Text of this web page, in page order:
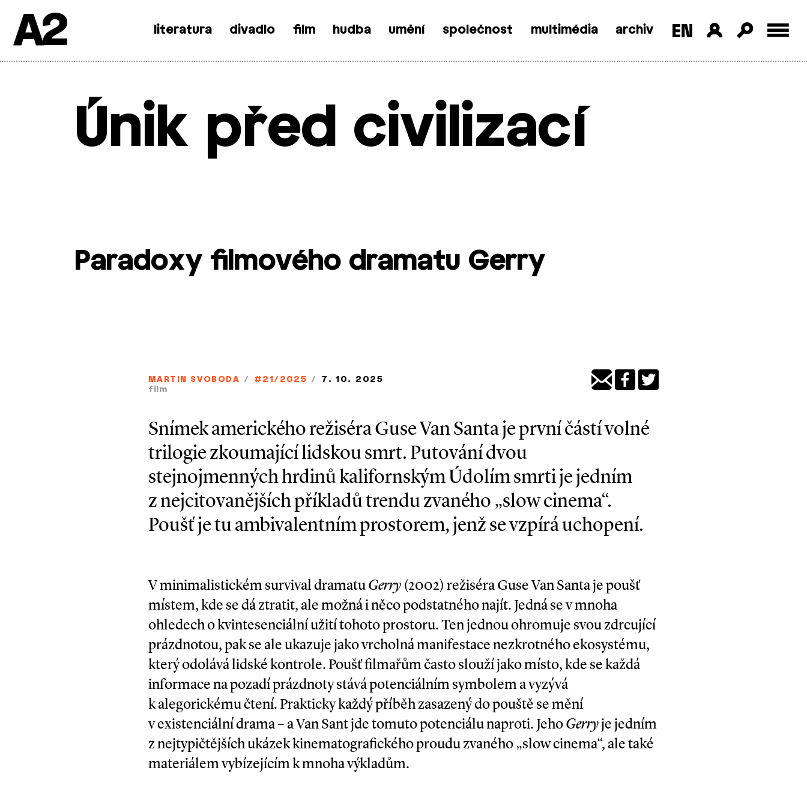
SkipA2 literatura divadlo film hudba umění společnost multimédia archiv
Únik před civilizací
Paradoxy filmového dramatu Gerry
MARTIN SVOBODA / #21/2025 /
7. 10. 2025
film
Snímek amerického režiséra Guse Van Santa je první částí volné
trilogie zkoumající lidskou smrt. Putování dvou
stejnojmenných hrdinů kalifornským Údolím smrti je jedním
z nejcitovanějších příkladů trendu zvaného „slow cinema“.
Poušť je tu ambivalentním prostorem, jenž se vzpírá uchopení.
V minimalistickém survival dramatuGer­ry (2002) režiséra Guse Van Santa je poušť
místem, kde se dá ztratit, ale možná i něco podstatného najít. Jedná se v mnoha
ohledech o kvintesenciální užití tohoto prostoru. Ten jednou ohromuje svou zdrcující
prázdnotou, pak se ale ukazuje jako vrcholná manifestace nezkrotného ekosystému,
který odolává lidské kontrole. Poušť filmařům často slouží jako místo, kde se každá
informace na pozadí prázdnoty stává potenciálním symbolem a vyzývá
k alegorickému čtení. Prakticky každý příběh zasazený do pouště se mění
v existenciální drama – a Van Sant jde tomuto potenciálu naproti. JehoGerryje jedním
z nejtypičtějších ukázek kinematografického proudu zvaného „slow cinema“, ale také
materiálem vybízejícím k mnoha výkladům.